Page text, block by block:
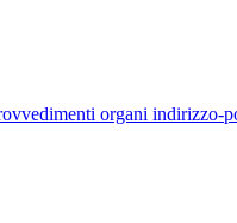
organi indirizzo-